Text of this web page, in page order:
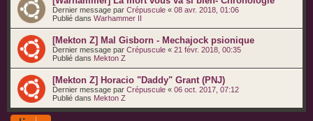
Dernier message par Crépuscule « 08 avr. 2018, 01:06
Publié dans Warhammer II
[Mekton Z] Mal Gisborn - Mechajock psionique
Dernier message par Crépuscule « 21 févr. 2018, 00:35
Publié dans Mekton Z
[Mekton Z] Horacio "Daddy" Grant (PNJ)
Dernier message par Crépuscule « 06 oct. 2017, 07:12
Publié dans Mekton Z